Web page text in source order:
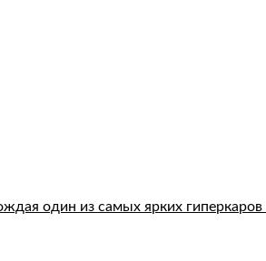
один из самых ярких гиперкаров